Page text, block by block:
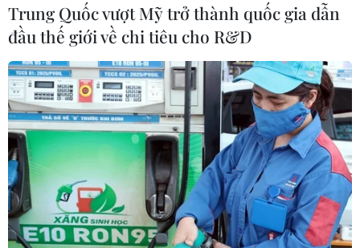
Chủ tịch Quốc hội Thái Lan dự khai
mạc Triển lãm 50 năm quan hệ ngoại
giao Việt Nam-Thái Lan
06/08/2026 05:48
Hà Nội: 'Đánh thức' di sản văn hóa,
mở đường cho sáng tạo
06/08/2026 04:25
Trung Quốc vượt Mỹ trở thành quốc gia dẫn
đầu thế giới về chi tiêu cho R&D